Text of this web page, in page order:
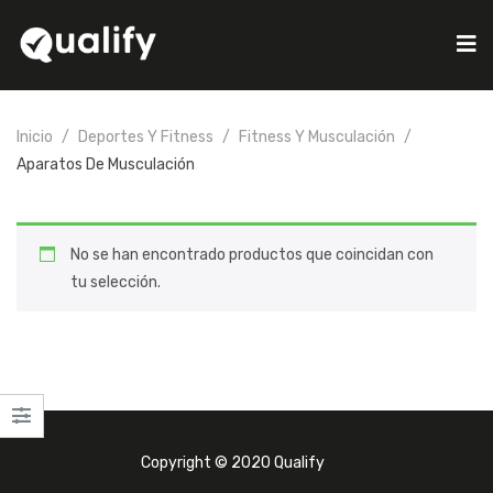
Inicio Deportes Y Fitness
Fitness Y Musculación
Aparatos De Musculación
No se han encontrado productos que coincidan con
tu selección.
Copyright © 2020 Qualify